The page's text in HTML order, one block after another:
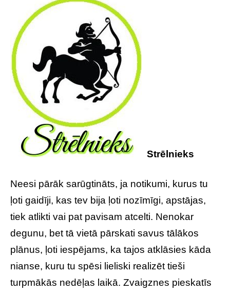
Strēlnieks
Neesi pārāk sarūgtināts, ja notikumi, kurus tu
ļoti gaidīji, kas tev bija ļoti nozīmīgi, apstājas,
tiek atlikti vai pat pavisam atcelti. Nenokar
degunu, bet tā vietā pārskati savus tālākos
plānus, ļoti iespējams, ka tajos atklāsies kāda
nianse, kuru tu spēsi lieliski realizēt tieši
turpmākās nedēļas laikā. Zvaigznes pieskatīs